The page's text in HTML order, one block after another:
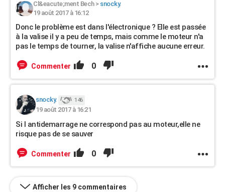
Cl&eacute;ment Bech> snocky.
19 août 2017 à 16:12
Donc le problème est dans l'électronique ? Elle est passée
à la valise il y a peu de temps, mais comme le moteur n'a
pas le temps de tourner, la valise n'affiche aucune erreur.
Commenter 0
snocky. 146
19 août 2017 à 16:21
Si l antidemarrage ne correspond pas au moteur,elle ne
risque pas de se sauver
Commenter 0
Afficher les 9 commentaires